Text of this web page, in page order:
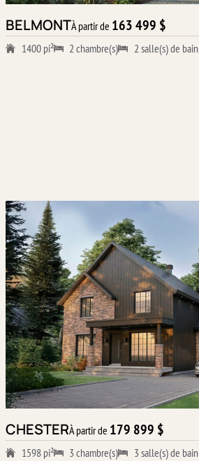
BELMONTÀ partir de 163 499 $
1400 pi² 2 chambre(s) 2 salle(s) de bain
CHESTERÀ partir de 179 899 $
1598 pi² 3 chambre(s) 3 salle(s) de bain